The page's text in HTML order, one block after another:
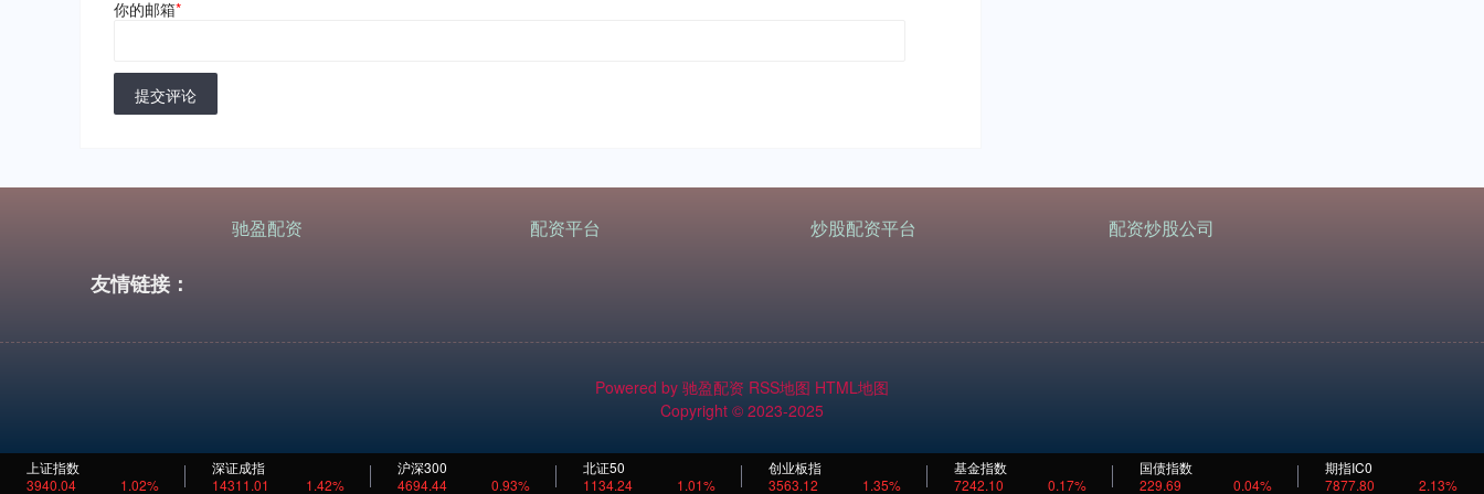
你的邮箱*
提交评论
上证指数
3940.04
1.02%
深证成指
14311.01
1.42%
沪深300
4694.44
0.93%
北证50
1134.24
1.01%
创业板指
3563.12
1.35%
基金指数
7242.10
0.17%
国债指数
229.69
0.04%
期指IC0
7877.80
2.13%
驰盈配资 配资平台 炒股配资平台 配资炒股公司
友情链接：
Powered by 驰盈配资 RSS地图 HTML地图
Copyright © 2023-2025